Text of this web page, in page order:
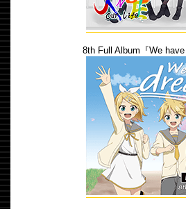
8th Full Album『We have